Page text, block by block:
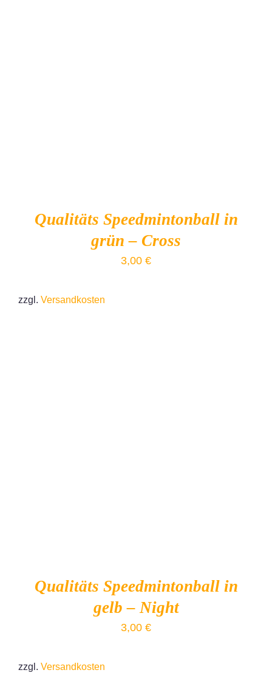
Qualitäts Speedmintonball in
grün – Cross
3,00 €
zzgl. Versandkosten
Qualitäts Speedmintonball in
gelb – Night
3,00 €
zzgl. Versandkosten